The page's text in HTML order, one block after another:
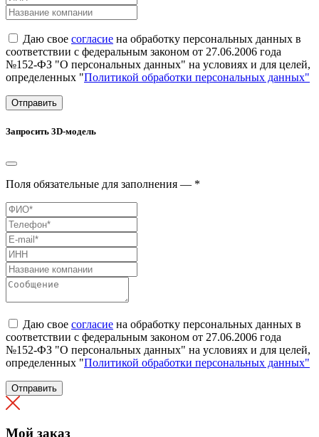
Даю свое согласие на обработку персональных данных в
соответствии с федеральным законом от 27.06.2006 года
№152-ФЗ "О персональных данных" на условиях и для целей,
определенных "Политикой обработки персональных данных"
Отправить
Запросить 3D-модель
Поля обязательные для заполнения — *
Даю свое согласие на обработку персональных данных в
соответствии с федеральным законом от 27.06.2006 года
№152-ФЗ "О персональных данных" на условиях и для целей,
определенных "Политикой обработки персональных данных"
Отправить
Мой заказ